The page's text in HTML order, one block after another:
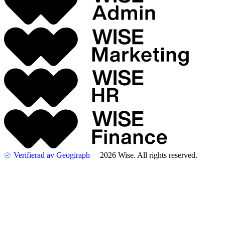
Verifierad av Geogiraph 2026 Wise. All rights reserved.